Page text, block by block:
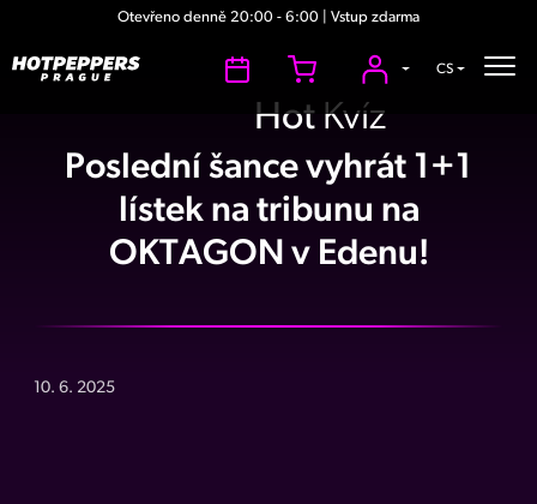
CS
Otevřeno denně 20:00 - 6:00 | Vstup zdarma
Hot Kvíz
Poslední šance vyhrát 1+1
lístek na tribunu na
OKTAGON v Edenu!
10. 6. 2025